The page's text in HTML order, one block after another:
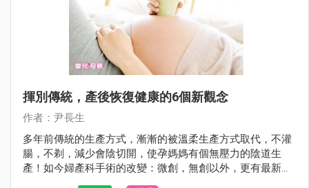
揮別傳統，產後恢復健康的6個新觀念
作者：尹長生
多年前傳統的生產方式，漸漸的被溫柔生產方式取代，不灌
腸，不剃，減少會陰切開，使孕媽媽有個無壓力的陰道生
產！如今婦產科手術的改變：微創，無創以外，更有最新的
術後快速恢復健康的方法